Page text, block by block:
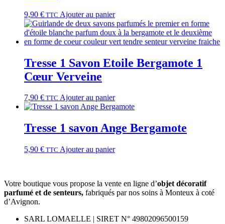
9,90 € TTC Ajouter au panier
Tresse 1 Savon Etoile Bergamote 1
Cœur Verveine
7,90 € TTC Ajouter au panier
Tresse 1 savon Ange Bergamote
5,90 € TTC Ajouter au panier
Votre boutique vous propose la vente en ligne d’objet décoratif
parfumé et de senteurs, fabriqués par nos soins à Monteux à coté
d’Avignon.
SARL LOMAELLE | SIRET N° 49802096500159